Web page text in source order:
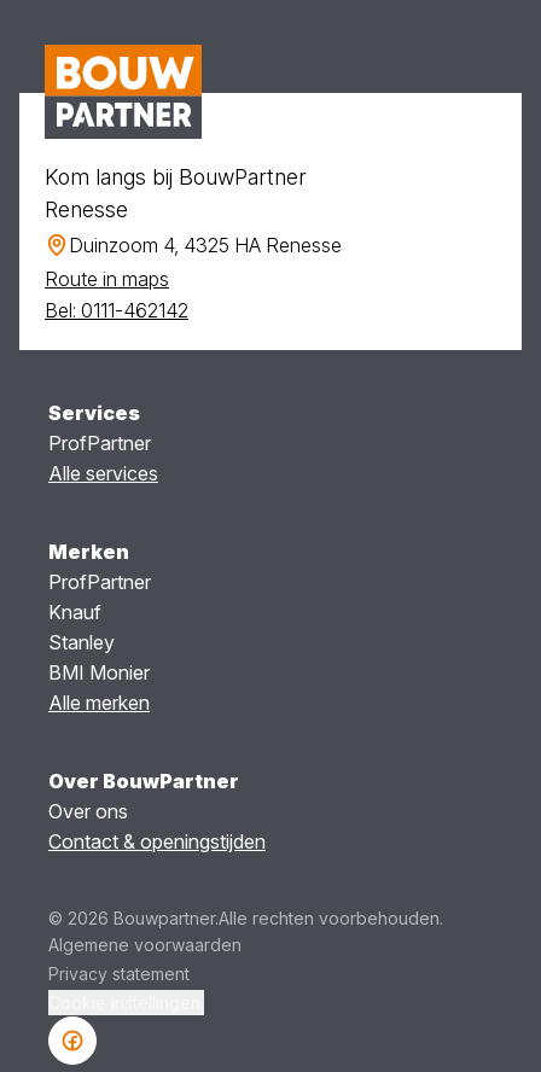
Kom langs bij BouwPartner
Renesse
Duinzoom 4, 4325 HA Renesse
Route in maps
Bel: 0111-462142
Services
ProfPartner
Alle services
Merken
ProfPartner
Knauf
Stanley
BMI Monier
Alle merken
Over BouwPartner
Over ons
Contact & openingstijden
© 2026 Bouwpartner.Alle rechten voorbehouden.
Algemene voorwaarden
Privacy statement